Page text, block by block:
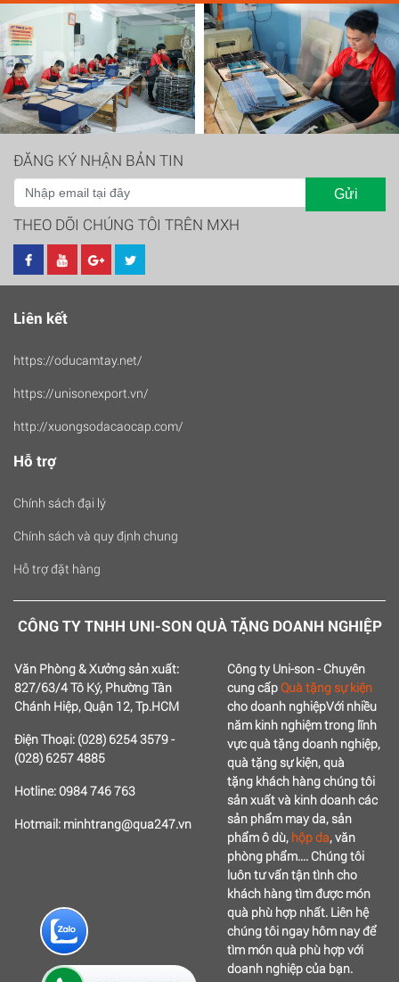
ĐĂNG KÝ NHẬN BẢN TIN
Gửi
THEO DÕI CHÚNG TÔI TRÊN MXH
Liên kết
https://oducamtay.net/
https://unisonexport.vn/
http://xuongsodacaocap.com/
Hỗ trợ
Chính sách đại lý
Chính sách và quy định chung
Hỗ trợ đặt hàng
CÔNG TY TNHH UNI-SON QUÀ TẶNG DOANH NGHIỆP
Văn Phòng & Xưởng sản xuất:
827/63/4 Tô Ký, Phường Tân
Chánh Hiệp, Quận 12, Tp.HCM
Điện Thoại: (028) 6254 3579 -
(028) 6257 4885
Hotline: 0984 746 763
Hotmail: minhtrang@qua247.vn
Công ty Uni-son - Chuyên
cung cấp Quà tặng sự kiện
cho doanh nghiệpVới nhiều
năm kinh nghiệm trong lĩnh
vực quà tặng doanh nghiệp,
quà tặng sự kiện, quà
tặng khách hàng chúng tôi
sản xuất và kinh doanh các
sản phẩm may da, sản
phẩm ô dù, hộp da, văn
phòng phẩm.... Chúng tôi
luôn tư vấn tận tình cho
khách hàng tìm được món
quà phù hợp nhất. Liên hệ
chúng tôi ngay hôm nay để
tìm món quà phù hợp với
doanh nghiệp của bạn.